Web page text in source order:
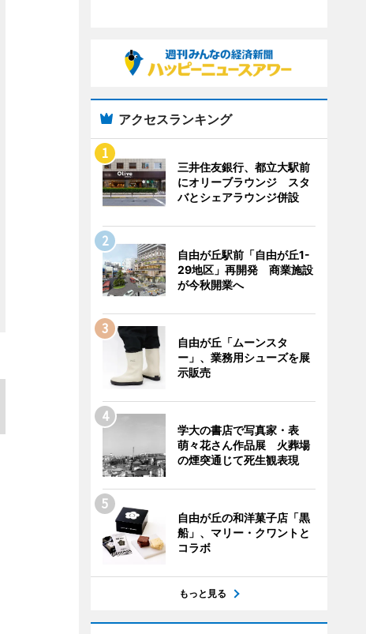
アクセスランキング
三井住友銀行、都立大駅前
にオリーブラウンジ スタ
バとシェアラウンジ併設
自由が丘駅前「自由が丘1-
29地区」再開発 商業施設
が今秋開業へ
自由が丘「ムーンスタ
ー」、業務用シューズを展
示販売
学大の書店で写真家・表
萌々花さん作品展 火葬場
の煙突通じて死生観表現
自由が丘の和洋菓子店「黒
船」、マリー・クワントと
コラボ
もっと見る